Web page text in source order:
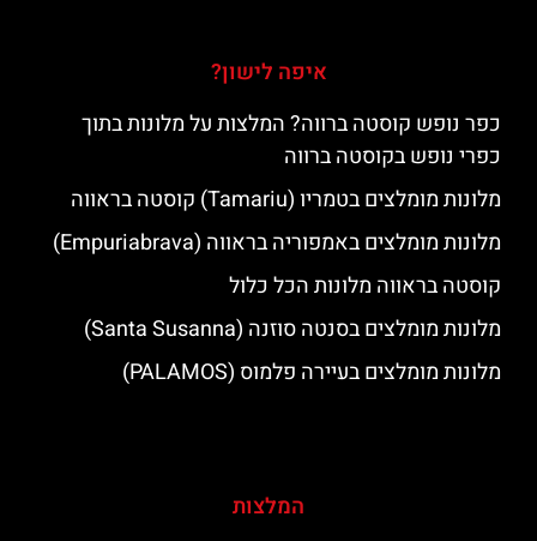
איפה לישון?
כפר נופש קוסטה ברווה? המלצות על מלונות בתוך
כפרי נופש בקוסטה ברווה
מלונות מומלצים בטמריו (Tamariu) קוסטה בראווה
מלונות מומלצים באמפוריה בראווה (Empuriabrava)
קוסטה בראווה מלונות הכל כלול
מלונות מומלצים בסנטה סוזנה (Santa Susanna)
מלונות מומלצים בעיירה פלמוס (PALAMOS)
המלצות